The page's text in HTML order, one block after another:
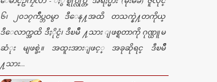
၆၊ ၂၀၁၇က်ဳပ္ဘဝမွာ ဒီေန႔အထိ တသက္နဲ႔တကိုယ္
ဒီေလာက္အထိ ဒီႏိုင္ငံ၊ ဒီၿမိဳ ႔သား ျဖစ္ရတာကို ဂုဏ္ယူမ
ဆံုး မျဖစ္ခဲ့။ အထူးအားျဖင့္ အခုဆိုရင္ ဒီၿမိဳ
႔သား...